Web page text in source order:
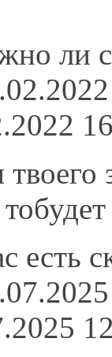
ли
есть